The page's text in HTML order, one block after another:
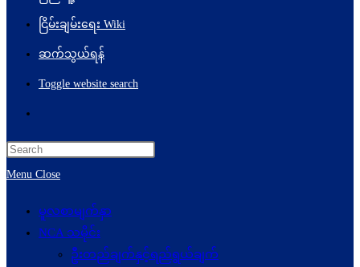
ငြိမ်းချမ်းရေး Wiki
ဆက်သွယ်ရန်
Toggle website search
Menu Close
မူလစာမျက်နှာ
NCA သမိုင်း
ဦးတည်ချက်နှင့်ရည်ရွယ်ချက်